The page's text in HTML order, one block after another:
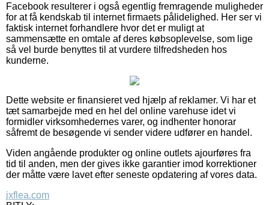
Facebook resulterer i også egentlig fremragende muligheder
for at få kendskab til internet firmaets pålidelighed. Her ser vi
faktisk internet forhandlere hvor det er muligt at
sammensætte en omtale af deres købsoplevelse, som lige
så vel burde benyttes til at vurdere tilfredsheden hos
kunderne.
Dette website er finansieret ved hjælp af reklamer. Vi har et
tæt samarbejde med en hel del online varehuse idet vi
formidler virksomhedernes varer, og indhenter honorar
såfremt de besøgende vi sender videre udfører en handel.
Viden angående produkter og online outlets ajourføres fra
tid til anden, men der gives ikke garantier imod korrektioner
der måtte være lavet efter seneste opdatering af vores data.
jxflea.com